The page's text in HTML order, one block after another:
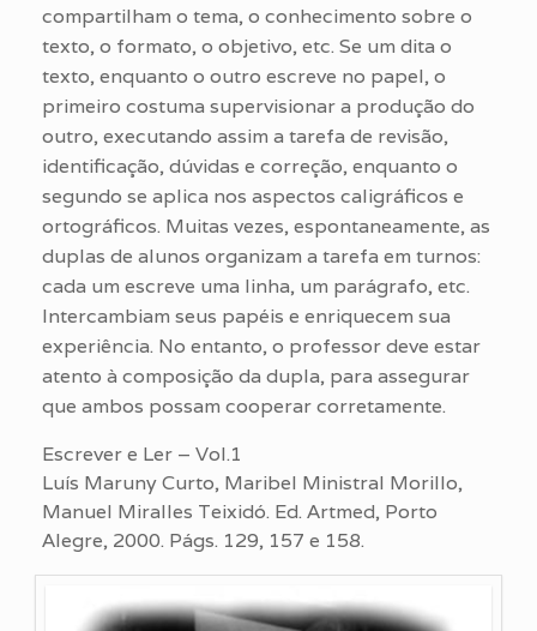
compartilham o tema, o conhecimento sobre o
texto, o formato, o objetivo, etc. Se um dita o
texto, enquanto o outro escreve no papel, o
primeiro costuma supervisionar a produção do
outro, executando assim a tarefa de revisão,
identificação, dúvidas e correção, enquanto o
segundo se aplica nos aspectos caligráficos e
ortográficos. Muitas vezes, espontaneamente, as
duplas de alunos organizam a tarefa em turnos:
cada um escreve uma linha, um parágrafo, etc.
Intercambiam seus papéis e enriquecem sua
experiência. No entanto, o professor deve estar
atento à composição da dupla, para assegurar
que ambos possam cooperar corretamente.
Escrever e Ler – Vol.1
Luís Maruny Curto, Maribel Ministral Morillo,
Manuel Miralles Teixidó. Ed. Artmed, Porto
Alegre, 2000. Págs. 129, 157 e 158.